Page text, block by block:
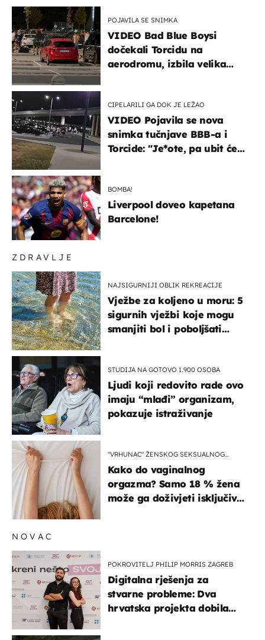
ZDRAVLJE
NAJSIGURNIJI OBLIK REKREACIJE
Vježbe za koljeno u moru: 5
sigurnih vježbi koje mogu
smanjiti bol i poboljšati
STUDIJA NA GOTOVO 1.900 OSOBA
Ljudi koji redovito rade ovo
imaju “mlađi” organizam,
pokazuje istraživanje
"VRHUNAC" ŽENSKOG SEKSUALNOG
Kako do vaginalnog
orgazma? Samo 18 % žena
može ga doživjeti isključivo
POJAVILA SE SNIMKA
VIDEO Bad Blue Boysi
dočekali Torcidu na
aerodromu, izbila velika
CIPELARILI GA DOK JE LEŽAO
VIDEO Pojavila se nova
snimka tučnjave BBB-a i
Torcide: "Je*ote, pa ubit će
BOMBA!
Liverpool doveo kapetana
Barcelone!
NOVAC
POKROVITELJ PHILIP MORRIS ZAGREB
Digitalna rješenja za
stvarne probleme: Dva
hrvatska projekta dobila